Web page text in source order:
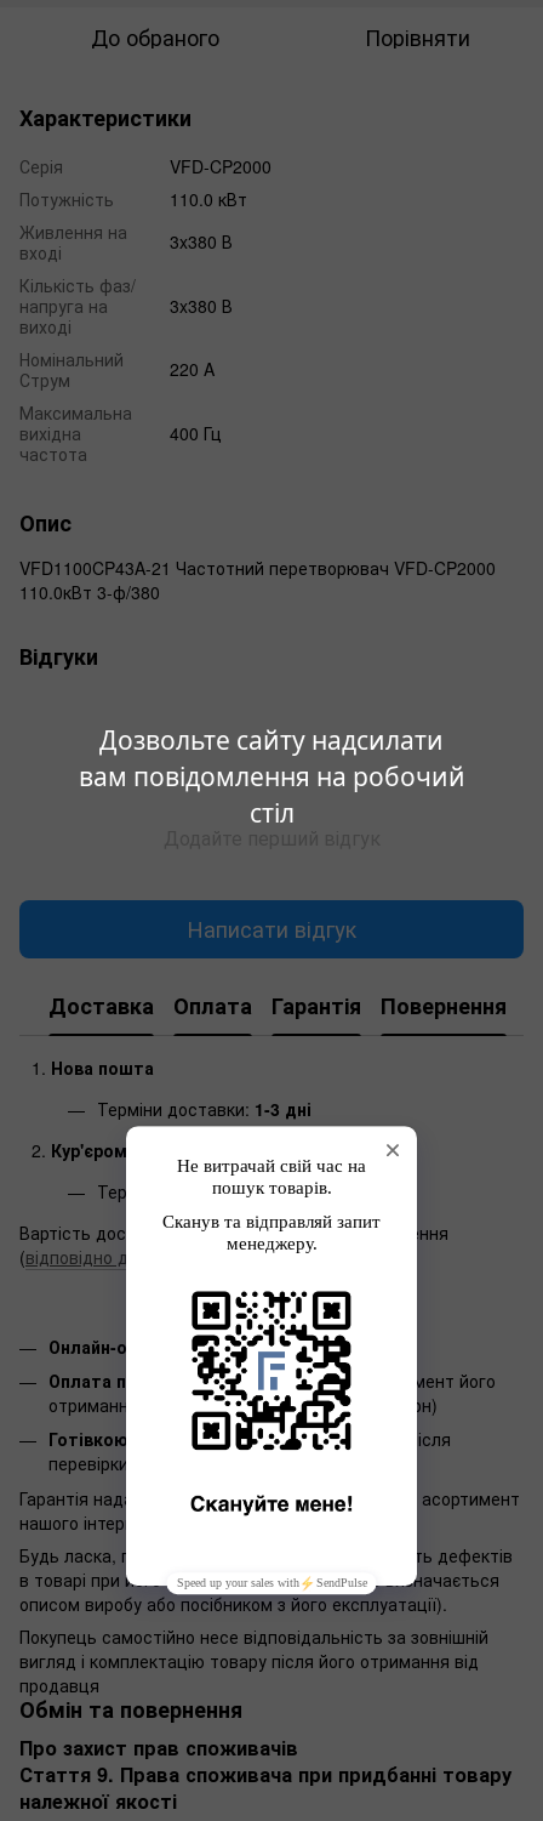
Дозвольте сайту надсилати
вам повідомлення на робочий
стіл
До обраного Порівняти
Характеристики
Серія
VFD-CP2000
Потужність
110.0 кВт
Живлення на
вході
3x380 В
Кількість фаз/
напруга на
виході
3x380 В
Номінальний
Струм
220 A
Максимальна
вихідна
частота
400 Гц
Опис
VFD1100CP43A-21 Частотний перетворювач VFD-CP2000
110.0кВт 3-ф/380
Відгуки
Написати відгук
Доставка Оплата Гарантія Повернення
Нова пошта
Терміни доставки: 1-3 дні
Кур'єром до дверей (Нова пошта)
Терміни доставки:1-3 дні
Вартість доставки залежить від місця призначення
(відповідно до тарифів Нової пошти).
Онлайн-оплата WayForPay
Оплата при отриманні: Оплата товару в момент його
отримання на пошті (при замовлені до 500 грн)
Готівкою:
Оплата готівкою в пункті видачі після
перевірки товару (при замовлені до 500 грн)
Гарантія надається терміном 12 місяців на весь асортимент
нашого інтернет-магазину.
Будь ласка, перевірте комплектність і відсутність дефектів
в товарі при його отриманні (комплектність визначається
описом виробу або посібником з його експлуатації).
Покупець самостійно несе відповідальність за зовнішній
вигляд і комплектацію товару після його отримання від
продавця
Обмін та повернення
Про захист прав споживачів
Стаття 9. Права споживача при придбанні товару
належної якості